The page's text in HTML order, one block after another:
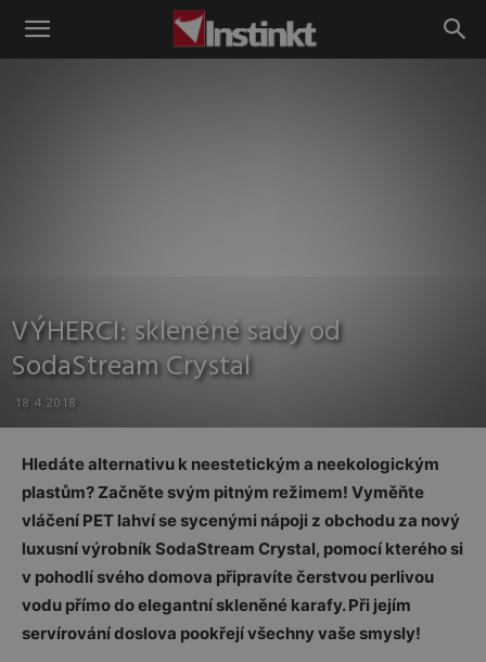
Instinkt
VÝHERCI: skleněné sady od
SodaStream Crystal
18.4.2018
Hledáte alternativu k neestetickým a neekologickým
plastům? Začněte svým pitným režimem! Vyměňte
vláčení PET lahví se sycenými nápoji z obchodu za nový
luxusní výrobník SodaStream Crystal, pomocí kterého si
v pohodlí svého domova připravíte čerstvou perlivou
vodu přímo do elegantní skleněné karafy. Při jejím
servírování doslova pookřejí všechny vaše smysly!